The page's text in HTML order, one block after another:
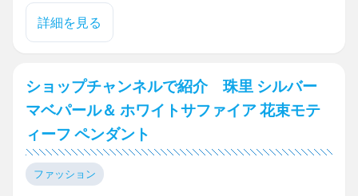
詳細を見る
ショップチャンネルで紹介 珠里 シルバー
マベパール＆ ホワイトサファイア 花束モテ
ィーフ ペンダント
ファッション